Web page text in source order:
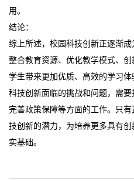
用。
结论：
综上所述，校园科技创新正逐渐
整合教育资源、优化教学模式、
学生带来更加优质、高效的学习
科技创新面临的挑战和问题，需要
完善政策保障等方面的工作。只
技创新的潜力，为培养更多具有
实基础。